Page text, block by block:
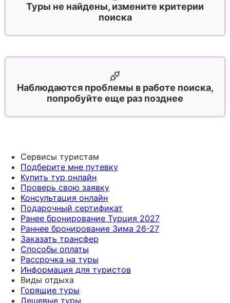
Туры не найдены, измените критерии
поиска
Наблюдаются проблемы в работе поиска,
попробуйте еще раз позднее
Сервисы туристам
Подберите мне путевку
Купить тур онлайн
Проверь свою заявку
Консультация онлайн
Подарочный сертификат
Ранее бронирование Турция 2027
Раннее бронирование Зима 26-27
Заказать трансфер
Способы оплаты
Рассрочка на туры
Информация для туристов
Виды отдыха
Горящие туры
Дешевые туры